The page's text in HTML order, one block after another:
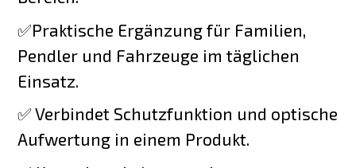
✅Praktische Ergänzung für Familien,
Pendler und Fahrzeuge im täglichen
Einsatz.
✅ Verbindet Schutzfunktion und optische
Aufwertung in einem Produkt.